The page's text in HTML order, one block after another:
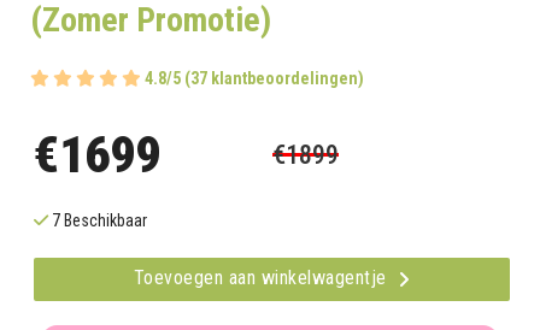
(Zomer Promotie)
4.8/5 (37 klantbeoordelingen)
€1699 €1899
7 Beschikbaar
Toevoegen aan winkelwagentje